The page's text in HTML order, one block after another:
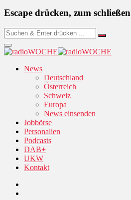
Escape drücken, zum schließen
News
Deutschland
Österreich
Schweiz
Europa
News einsenden
Jobbörse
Personalien
Podcasts
DAB+
UKW
Kontakt